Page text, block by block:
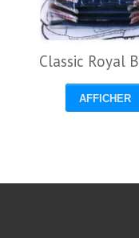
Classic Royal
AFFICHER